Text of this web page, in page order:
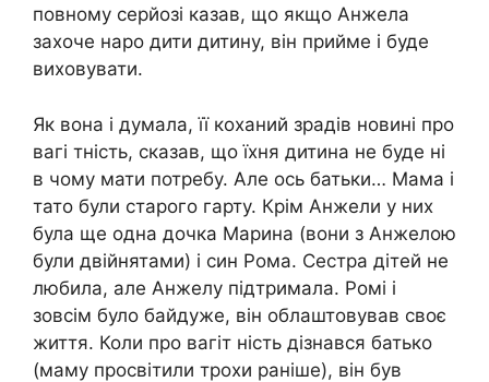
повному серйозі казав, що якщо Анжела
захоче наро дити дитину, він прийме і буде
виховувати.
Як вона і думала, її коханий зрадів новині про
вагі тність, сказав, що їхня дитина не буде ні
в чому мати потребу. Але ось батьки… Мама і
тато були старого гарту. Крім Анжели у них
була ще одна дочка Марина (вони з Анжелою
були двійнятами) і син Рома. Сестра дітей не
любила, але Анжелу підтримала. Ромі і
зовсім було байдуже, він облаштовував своє
життя. Коли про вагіт ність дізнався батько
(маму просвітили трохи раніше), він був